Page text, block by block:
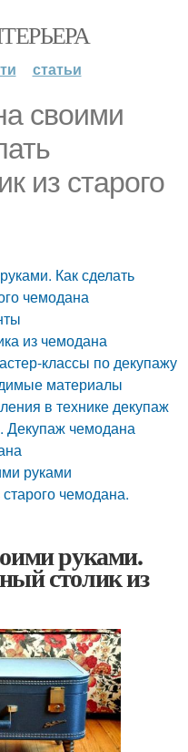
статьи
своими
из старого
Как сделать
чемодана
из чемодана
классы по декупажу
материалы
в технике декупаж
Декупаж чемодана
руками
чемодана.
руками.
столик из